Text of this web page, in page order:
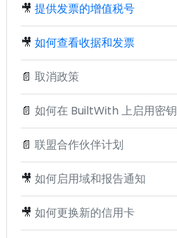
🎥 提供发票的增值税号
🎥 如何查看收据和发票
📄 取消政策
📄 如何在 BuiltWith 上启用密钥
📄 联盟合作伙伴计划
🎥 如何启用域和报告通知
🎥 如何更换新的信用卡